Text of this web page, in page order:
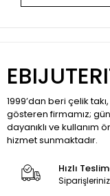
1999’dan beri çelik
gösteren firmamız;
dayanıklı ve kullanım
hizmet sunmaktadır.
Hızlı